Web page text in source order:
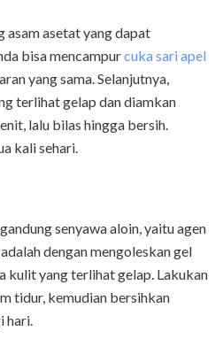
asam asetat yang dapat
bisa mencampurcuka sari apel
yang sama. Selanjutnya,
terlihat gelap dan diamkan
lalu bilas hingga bersih.
kali sehari.
senyawa aloin, yaitu agen
dengan mengoleskan gel
kulit yang terlihat gelap. Lakukan
tidur, kemudian bersihkan
hari.